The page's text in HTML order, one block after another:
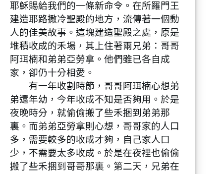
耶穌賜給我們的一條新命令。在所羅門王
建造耶路撒冷聖殿的地方，流傳著一個動
人的佳美故事。這塊建造聖殿之處，原是
堆積收成的禾場，其上住著兩兄弟：哥哥
阿珥楠和弟弟亞勞拿。他們雖已各自成
家，卻仍十分相愛。
有一年收割時節，哥哥阿珥楠心想弟
弟還年幼，今年收成不知是否夠用。於是
夜晚時分，就偷偷搬了些禾捆到弟弟那
裏。而弟弟亞勞拿則心想，哥哥家的人口
多，需要較多的收成才夠，自己家人口
少，不需要太多收成。於是在夜裡也偷偷
搬了些禾捆到哥哥那裏。第二天，兄弟在